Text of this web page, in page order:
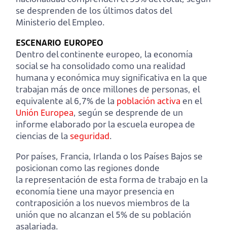
se desprenden de los últimos datos del
Ministerio del Empleo.
ESCENARIO EUROPEO
Dentro del continente europeo, la economía
social se ha consolidado como una realidad
humana y económica muy significativa en la que
trabajan más de once millones de personas, el
equivalente al 6,7% de la población activa en el
Unión Europea, según se desprende de un
informe elaborado por la escuela europea de
ciencias de la seguridad.
Por países, Francia, Irlanda o los Países Bajos se
posicionan como las regiones donde
la representación de esta forma de trabajo en la
economía tiene una mayor presencia en
contraposición a los nuevos miembros de la
unión que no alcanzan el 5% de su población
asalariada.